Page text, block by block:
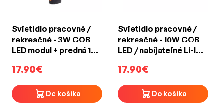
Svietidlo pracovné /
rekreačné - 3W COB
LED modul + predná 1W
3,7 V 2000 mAh
17.90€
Do košíka
Svietidlo pracovné /
rekreačné - 10W COB
LED / nabíjateľné Li-Ion
17.90€
Do košíka